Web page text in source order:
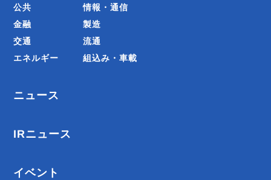
公共
金融
交通
エネルギー
情報・通信
製造
流通
組込み・車載
ニュース
IRニュース
イベント